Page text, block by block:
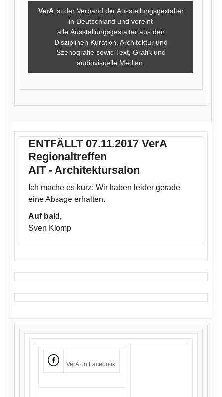
VerA ist der Verband der Ausstellungsgestalter
in Deutschland und vereint
alle Ausstellungsgestalter aus den
Disziplinen Kuration, Architektur und
Szenografie sowie Text, Grafik und
audiovisuelle Medien.
ENTFÄLLT 07.11.2017 VerA
Regionaltreffen
AIT - Architektursalon
Ich mache es kurz: Wir haben leider gerade
eine Absage erhalten.
Auf bald,
Sven Klomp
VerA on Facebook